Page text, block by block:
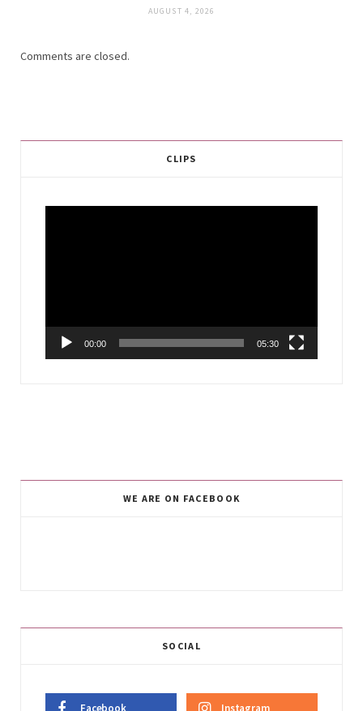
AUGUST 4, 2026
Comments are closed.
CLIPS
00:00 05:30
WE ARE ON FACEBOOK
SOCIAL
Facebook Instagram